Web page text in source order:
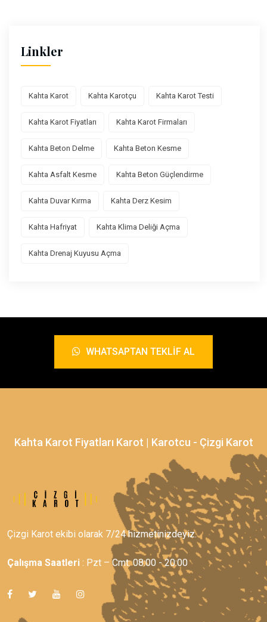
Linkler
Kahta Karot Kahta Karotçu Kahta Karot Testi
Kahta Karot Fiyatları Kahta Karot Firmaları
Kahta Beton Delme Kahta Beton Kesme
Kahta Asfalt Kesme Kahta Beton Güçlendirme
Kahta Duvar Kırma Kahta Derz Kesim
Kahta Hafriyat Kahta Klima Deliği Açma
Kahta Drenaj Kuyusu Açma
WHATSAPTAN TEKLIF AL
Kahta Karot Fiyatları Karot | Karotcu - Çizgi Karot
Çizgi Karot ekibi olarak 7/24 hizmetinizdeyiz.
Çalışma Saatleri : Pzt – Cmt: 08:00 - 20:00